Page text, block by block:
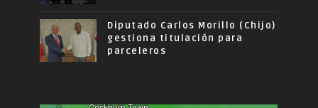
Diputado Carlos Morillo (Chijo)
gestiona titulación para
parceleros